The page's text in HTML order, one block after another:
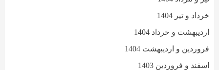
خرداد و تیر 1404
اردیبهشت و خرداد 1404
فروردین و اردیبهشت 1404
اسفند و فروردین 1403